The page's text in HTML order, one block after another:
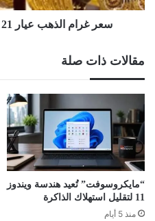
دينار
سعر غرام الذهب عيار 21 ينخفض محليا نصف دينار
مقالات ذات صلة
“مايكروسوفت” تُعيد هندسة ويندوز
11 لتقليل استهلاك الذاكرة
منذ 5 أيام